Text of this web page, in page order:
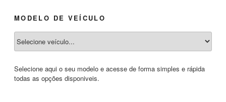
MODELO DE VEÍCULO
Selecione aqui o seu modelo e acesse de forma simples e rápida
todas as opções disponiveis.